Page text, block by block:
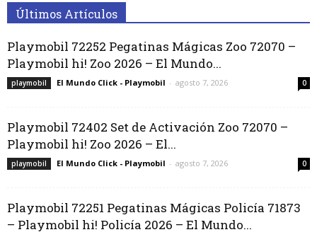
Últimos Artículos
Playmobil 72252 Pegatinas Mágicas Zoo 72070 –
Playmobil hi! Zoo 2026 – El Mundo...
playmobil El Mundo Click - Playmobil - agosto 7, 2026 0
Playmobil 72402 Set de Activación Zoo 72070 –
Playmobil hi! Zoo 2026 – El...
playmobil El Mundo Click - Playmobil - agosto 7, 2026 0
Playmobil 72251 Pegatinas Mágicas Policía 71873
– Playmobil hi! Policía 2026 – El Mundo...